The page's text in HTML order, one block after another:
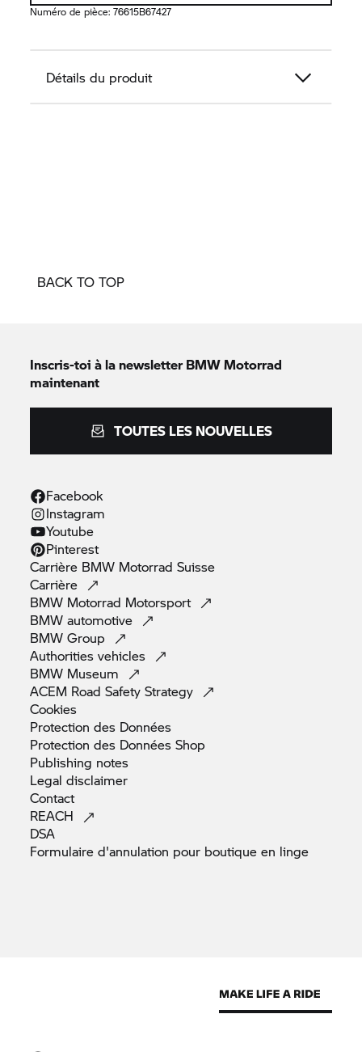
Numéro de pièce:76615B67427
Détails du produit
BACK TO TOP
Inscris-toi à la newsletterBMW Motorrad
maintenant
TOUTES LES NOUVELLES
Facebook
Instagram
Youtube
Pinterest
Carrière BMW Motorrad Suisse
Carrière
BMW Motorrad Motorsport
BMWautomotive
BMWGroup
Authoritiesvehicles
BMW Museum
ACEM Road SafetyStrategy
Cookies
Protection des Données
Protection des DonnéesShop
Publishing notes
Legaldisclaimer
Contact
REACH
DSA
Formulaire d'annulation pour boutique en linge